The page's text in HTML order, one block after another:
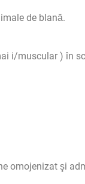
de blană.
i/muscular ) în
omojenizat şi